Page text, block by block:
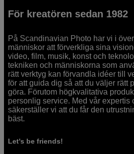
För kreatören sedan 1982
På Scandinavian Photo har vi i
människor att förverkliga sina
video, film, musik, konst och
tekniken och människorna som
rätt verktyg kan förvandla idéer till
för att guida dig så att du väljer rätt
göra. Förutom högkvalitativa
personlig service. Med vår expertis
säkerställer vi att du får den
bäst.
Let's be friends!